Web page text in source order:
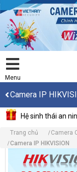
Menu
Camera IP
Hệ sinh thái an
Trang chủ Camera
Camera IP HIKVISION